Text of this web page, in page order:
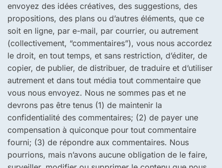
envoyez des idées créatives, des suggestions, des
propositions, des plans ou d’autres éléments, que ce
soit en ligne, par e-mail, par courrier, ou autrement
(collectivement, “commentaires”), vous nous accordez
le droit, en tout temps, et sans restriction, d’éditer, de
copier, de publier, de distribuer, de traduire et d’utiliser
autrement et dans tout média tout commentaire que
vous nous envoyez. Nous ne sommes pas et ne
devrons pas être tenus (1) de maintenir la
confidentialité des commentaires; (2) de payer une
compensation à quiconque pour tout commentaire
fourni; (3) de répondre aux commentaires. Nous
pourrions, mais n’avons aucune obligation de le faire,